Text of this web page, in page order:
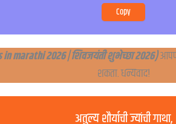
Copy
marathi 2026 | शिवजयंती शुभेच्छा २०२६)आपण
शकता. धन्यवाद!
अतुल्य शौर्याची ज्यांची गाथा,